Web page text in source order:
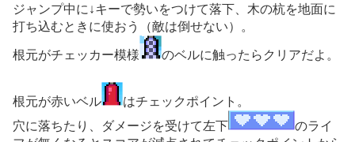
ジャンプ中に↓キーで勢いをつけて落下、木の杭を地面に
打ち込むときに使おう（敵は倒せない）。
根元がチェッカー模様 のベルに触ったらクリアだよ。
根元が赤いベル
はチェックポイント。
穴に落ちたり、ダメージを受けて左下
のライ